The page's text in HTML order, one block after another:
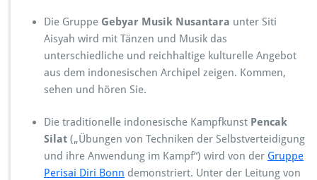
e
O
h
r
Die Gruppe Gebyar Musik Nusantara unter Siti
Aisyah wird mit Tänzen und Musik das
unterschiedliche und reichhaltige kulturelle Angebot
aus dem indonesischen Archipel zeigen. Kommen,
sehen und hören Sie.
Die traditionelle indonesische Kampfkunst Pencak
Silat („Übungen von Techniken der Selbstverteidigung
und ihre Anwendung im Kampf“) wird von der Gruppe
Perisai Diri Bonn demonstriert. Unter der Leitung von